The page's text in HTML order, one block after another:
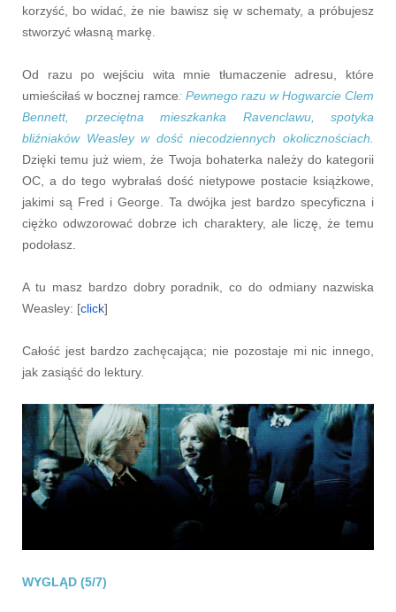
korzyść, bo widać, że nie bawisz się w schematy, a próbujesz
stworzyć własną markę.
Od razu po wejściu wita mnie tłumaczenie adresu, które
umieściłaś w bocznej ramce: Pewnego razu w Hogwarcie Clem
Bennett, przeciętna mieszkanka Ravenclawu, spotyka
bliźniaków Weasley w dość niecodziennych okolicznościach.
Dzięki temu już wiem, że Twoja bohaterka należy do kategorii
OC, a do tego wybrałaś dość nietypowe postacie książkowe,
jakimi są Fred i George. Ta dwójka jest bardzo specyficzna i
ciężko odwzorować dobrze ich charaktery, ale liczę, że temu
podołasz.
A tu masz bardzo dobry poradnik, co do odmiany nazwiska
Weasley: [click]
Całość jest bardzo zachęcająca; nie pozostaje mi nic innego,
jak zasiąść do lektury.
WYGLĄD (5/7)